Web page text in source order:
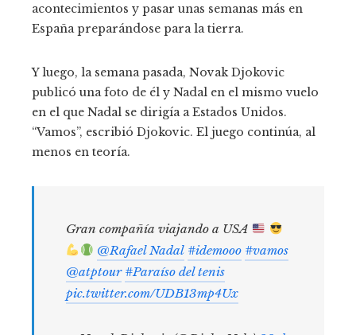
acontecimientos y pasar unas semanas más en
España preparándose para la tierra.
Y luego, la semana pasada, Novak Djokovic
publicó una foto de él y Nadal en el mismo vuelo
en el que Nadal se dirigía a Estados Unidos.
“Vamos”, escribió Djokovic. El juego continúa, al
menos en teoría.
Gran compañía viajando a USA
@Rafael Nadal #idemooo #vamos
@atptour #Paraíso del tenis
pic.twitter.com/UDB13mp4Ux